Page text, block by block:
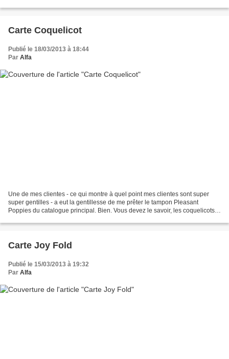
Carte Coquelicot
Publié le 18/03/2013 à 18:44
Par Alfa
Une de mes clientes - ce qui montre à quel point mes clientes sont super
super gentilles - a eut la gentillesse de me prêter le tampon Pleasant
Poppies du catalogue principal. Bien. Vous devez le savoir, les coquelicots,
Carte Joy Fold
Publié le 15/03/2013 à 19:32
Par Alfa